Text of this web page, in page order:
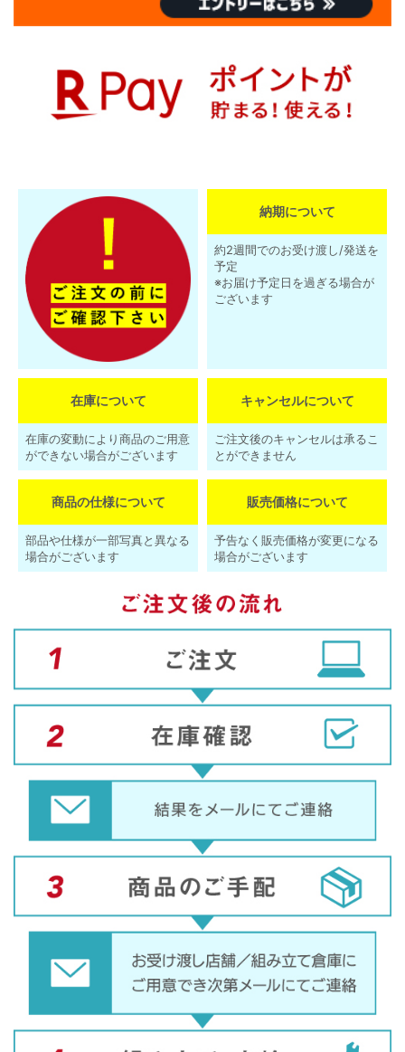
納期について
約2週間でのお受け渡し/発送を
予定
※お届け予定日を過ぎる場合が
ございます
在庫について
在庫の変動により商品のご用意
ができない場合がございます
キャンセルについて
ご注文後のキャンセルは承るこ
とができません
商品の仕様について
部品や仕様が一部写真と異なる
場合がございます
販売価格について
予告なく販売価格が変更になる
場合がございます